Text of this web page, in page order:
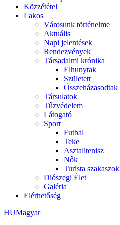
Közzététel
Lakos
Városunk történelme
Aktuális
Napi jelentések
Rendezvények
Társadalmi krónika
Elhunytak
Született
Összeházasodtak
Társulatok
Tűzvédelem
Látogató
Sport
Futbal
Teke
Asztalitenisz
Nők
Turista szakaszok
Diószegi Élet
Galéria
Elérhetőség
HUMagyar